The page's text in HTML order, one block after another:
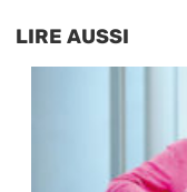
LIRE AUSSI